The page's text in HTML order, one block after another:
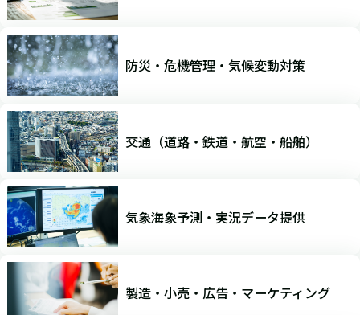
防災・危機管理・気候変動対策
交通（道路・鉄道・航空・船舶）
気象海象予測・実況データ提供
製造・小売・広告・マーケティング